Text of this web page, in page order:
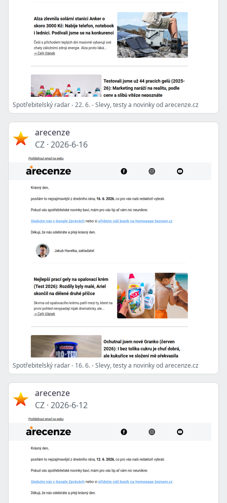
Spotřebitelský radar - 22. 6. - Slevy, testy a novinky od arecenze.cz
arecenze
CZ · 2026-6-16
Spotřebitelský radar - 16. 6. - Slevy, testy a novinky od arecenze.cz
arecenze
CZ · 2026-6-12